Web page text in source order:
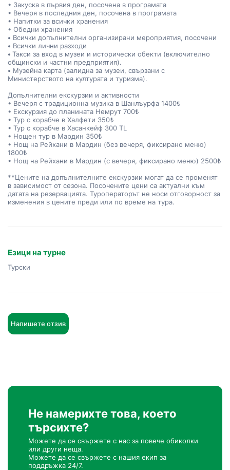
• Закуска в първия ден, посочена в програмата
• Вечеря в последния ден, посочена в програмата
• Напитки за всички хранения
• Обедни хранения
• Всички допълнителни организирани мероприятия, посочени
• Всички лични разходи
• Такси за вход в музеи и исторически обекти (включително
общински и частни предприятия).
• Музейна карта (валидна за музеи, свързани с
Министерството на културата и туризма).
Допълнителни екскурзии и активности
• Вечеря с традиционна музика в Шанлъурфа 1400₺
• Екскурзия до планината Немрут 700₺
• Тур с корабче в Халфети 350₺
• Тур с корабче в Хасанкейф 300 TL
• Нощен тур в Мардин 350₺
• Нощ на Рейхани в Мардин (без вечеря, фиксирано меню)
1800₺
• Нощ на Рейхани в Мардин (с вечеря, фиксирано меню) 2500₺
**Цените на допълнителните екскурзии могат да се променят
в зависимост от сезона. Посочените цени са актуални към
датата на резервацията. Туроператорът не носи отговорност за
изменения в цените преди или по време на тура.
Езици на турне
Турски
Напишете отзив
Не намерихте това, което
търсихте?
Можете да се свържете с нас за повече обиколки
или други неща.
Можете да се свържете с нашия екип за
поддръжка 24/7.